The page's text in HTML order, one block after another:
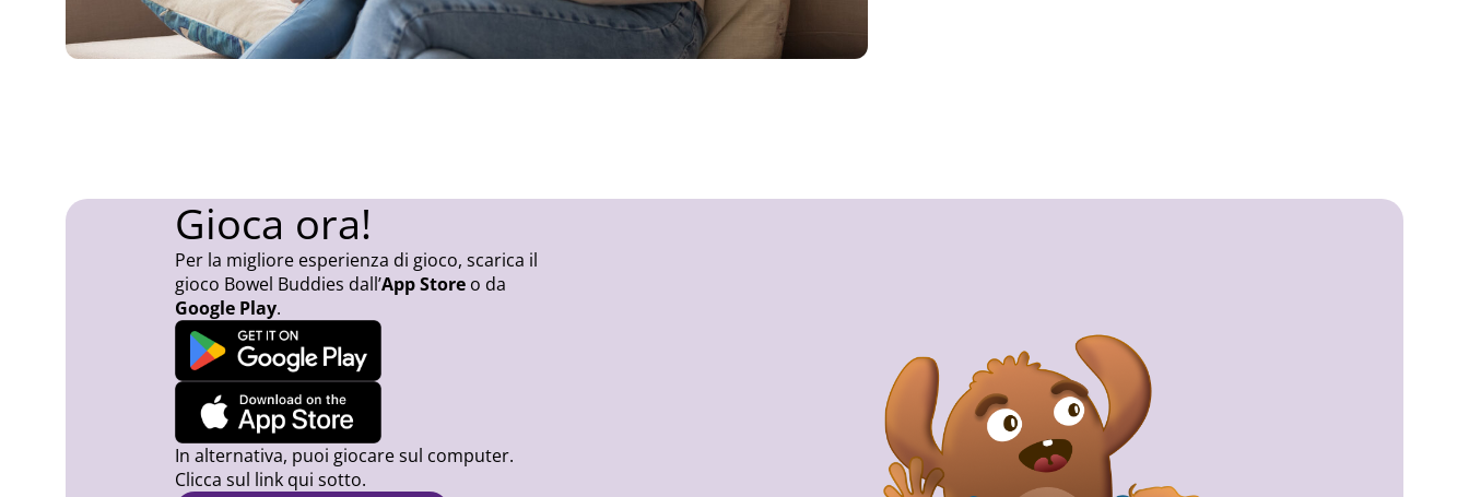
Gioca ora!
Per la migliore esperienza di gioco, scarica il
gioco Bowel Buddies dall’App Store o da
Google Play.
In alternativa, puoi giocare sul computer.
Clicca sul link qui sotto.